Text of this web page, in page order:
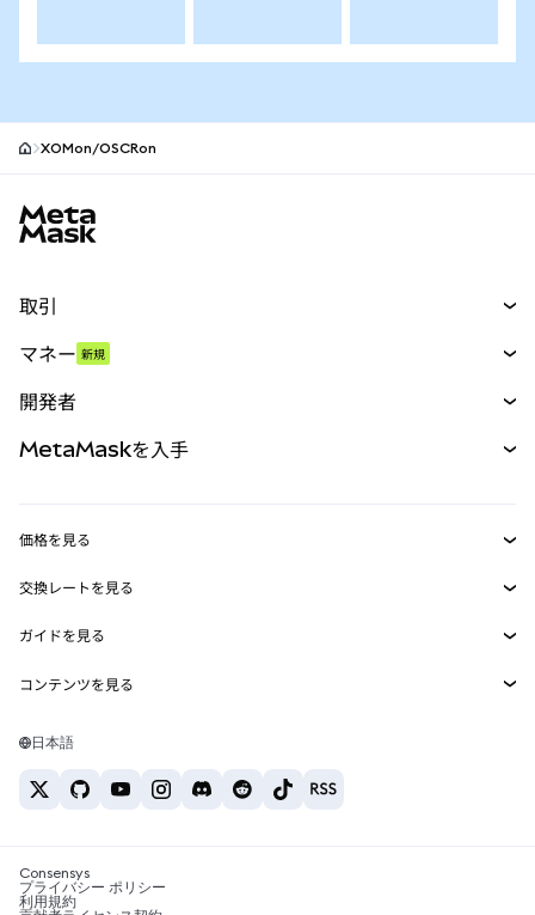
XOMon/OSCRon
取引
パーペチュアル
RWA
マネー 新規
開発者
MetaMask Connect
Snaps
Web3サービス
MetaMaskを入手
セキュリティ
サポート
キャリア
お問い合わせ
価格を見る
イーサリアムの価格
Solanaの価格
Tetherの価格
交換レートを見る
ETH→USD
USDT→INR
BTC→INR
ETH→USDT
ガイドを見る
ETHの購入
USDTの購入
SHIBの購入
BNBの購入
コンテンツを見る
Solanaウォレット
税制関連ニュース
日本語
Consensys
プライバシー ポリシー
利用規約